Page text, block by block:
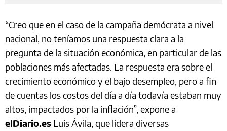
“Creo que en el caso de la campaña demócrata a nivel
nacional, no teníamos una respuesta clara a la
pregunta de la situación económica, en particular de las
poblaciones más afectadas. La respuesta era sobre el
crecimiento económico y el bajo desempleo, pero a fin
de cuentas los costos del día a día todavía estaban muy
altos, impactados por la inflación”, expone a
elDiario.es Luis Ávila, que lidera diversas